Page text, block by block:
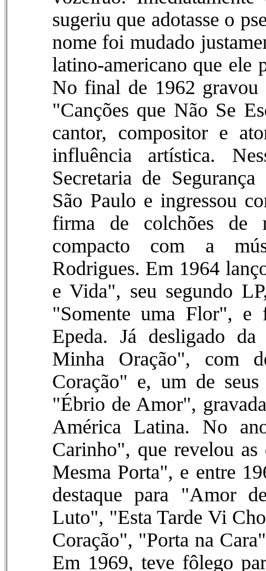
sugeriu que adotasse o
nome foi mudado
latino-americano que ele
No final de 1962 gravou
"Canções que Não Se
cantor, compositor e
influência artística.
Secretaria de
São Paulo e ingressou
firma de colchões de
compacto com a
Rodrigues. Em 1964
e Vida", seu segundo
"Somente uma Flor", e
Epeda. Já desligado
Minha Oração", com
Coração" e, um de seus
"Ébrio de Amor",
América Latina. No
Carinho", que revelou
Mesma Porta", e entre
destaque para "Amor
Luto", "Esta Tarde Vi
Coração", "Porta na
Em 1969, teve fôlego